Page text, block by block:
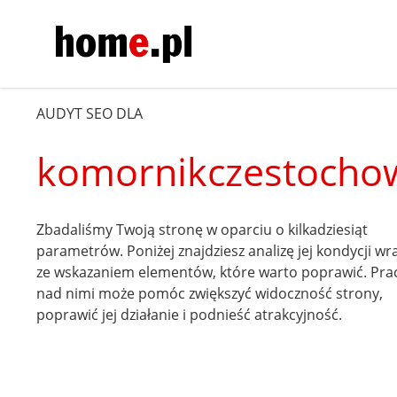
AUDYT SEO DLA
Zbadaliśmy Twoją stronę w oparciu o kilkadziesiąt
parametrów. Poniżej znajdziesz analizę jej kondycji
ze wskazaniem elementów, które warto poprawić.
nad nimi może pomóc zwiększyć widoczność strony,
poprawić jej działanie i podnieść atrakcyjność.